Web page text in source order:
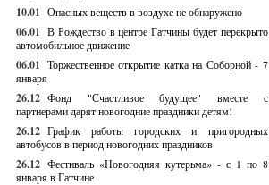
10.01 Опасных веществ в воздухе не обнаружено
06.01 В Рождество в центре Гатчины будет перекрыто
автомобильное движение
06.01 Торжественное открытие катка на Соборной - 7
января
26.12 Фонд "Счастливое будущее" вместе с
партнерами дарят новогодние праздники детям!
26.12 График работы городских и пригородных
автобусов в период новогодних праздников
26.12 Фестиваль «Новогодняя кутерьма» - с 1 по 8
января в Гатчине